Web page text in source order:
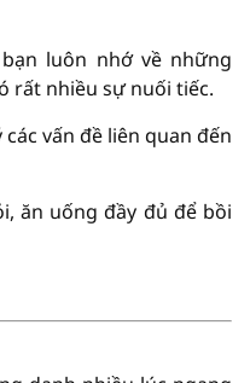
luôn nhớ về những
rất nhiều sự nuối tiếc.
vấn đề liên quan đến
ăn uống đầy đủ để bồi